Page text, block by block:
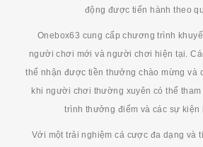
động được tiến hành theo
Onebox63 cung cấp chương trình
người chơi mới và người chơi hiện tại.
thể nhận được tiền thưởng chào mừng và
khi người chơi thường xuyên có thể
trình thưởng điểm và các sự kiện
Với một trải nghiệm cá cược đa dạng và